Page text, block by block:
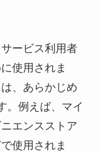
ービス利用者
使用されま
、あらかじめ
。例えば、マイ
エンスストア
使用されま